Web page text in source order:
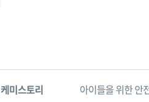
케미스토리 아이들을 위한 안